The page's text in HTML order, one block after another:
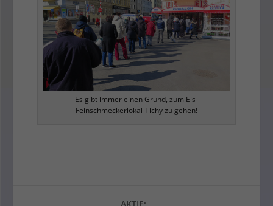
Es gibt immer einen Grund, zum Eis-
Feinschmeckerlokal-Tichy zu gehen!